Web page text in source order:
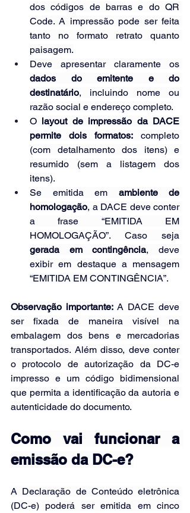
dos códigos de barras e do QR
Code. A impressão pode ser feita
tanto no formato retrato quanto
paisagem.
dados do emitente e do
destinatário, incluindo nome ou
razão social e endereço completo.
O layout de impressão da DACE
permite dois formatos: completo
(com detalhamento dos itens) e
resumido (sem a listagem dos
itens).
Se emitida em ambiente de
homologação, a DACE deve conter
a frase “EMITIDA EM
gerada em contingência, deve
exibir em destaque a mensagem
“EMITIDA EM CONTINGÊNCIA”.
Observação importante: A DACE deve
ser fixada de maneira visível na
embalagem dos bens e mercadorias
transportados. Além disso, deve conter
o protocolo de autorização da DC-e
impresso e um código bidimensional
que permita a identificação da autoria e
autenticidade do documento.
Como vai funcionar a
emissão da DC-e?
A Declaração de Conteúdo eletrônica
(DC-e) poderá ser emitida em cinco